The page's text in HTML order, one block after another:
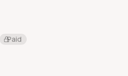
Paid